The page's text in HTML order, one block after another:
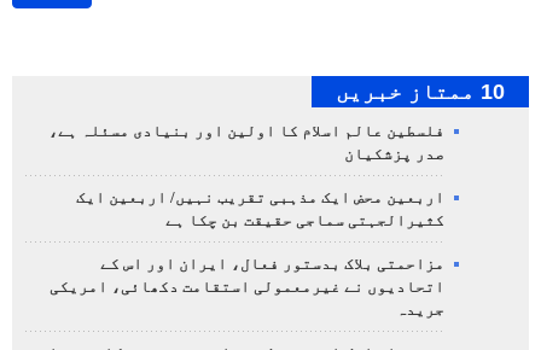
10 ممتاز خبریں
فلسطین عالم اسلام کا اولین اور بنیادی مسئلہ ہے،
صدر پزشکیان
اربعین محض ایک مذہبی تقریب نہیں/ اربعین ایک
کثیرالجہتی سماجی حقیقت بن چکا ہے
مزاحمتی بلاک بدستور فعال، ایران اور اس کے
اتحادیوں نے غیرمعمولی استقامت دکھائی، امریکی
جریدہ